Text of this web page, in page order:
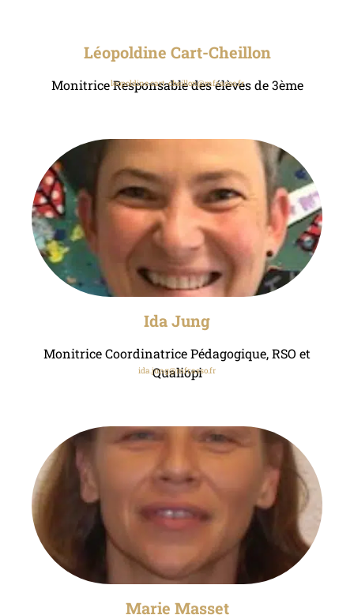
Léopoldine Cart-Cheillon
Monitrice Responsable des élèves de 3ème
leopoldine.cart-cheillon@mfr.asso.fr
Ida Jung
Monitrice Coordinatrice Pédagogique, RSO et
Qualiopi
ida.jung@mfr.asso.fr
Marie Masset